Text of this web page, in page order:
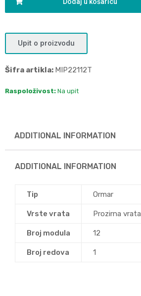
Upit o proizvodu
Šifra artikla: MIP22112T
Raspoloživost: Na upit
ADDITIONAL INFORMATION
ADDITIONAL INFORMATION
Tip Ormar
Vrste vrata Prozirna vrata
Broj modula 12
Broj redova 1